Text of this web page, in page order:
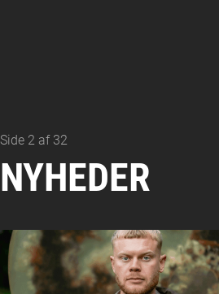
Side 2 af 32
NYHEDER